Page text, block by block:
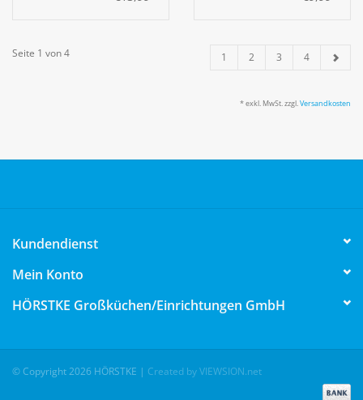
Seite 1 von 4 1 2 3 4
* exkl. MwSt. zzgl.Versandkosten
Kundendienst
Mein Konto
HÖRSTKE Großküchen/Einrichtungen GmbH
© Copyright 2026 HÖRSTKE | Created by VIEWSION.net